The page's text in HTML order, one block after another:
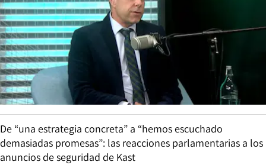
De “una estrategia concreta” a “hemos escuchado
demasiadas promesas”: las reacciones parlamentarias a los
anuncios de seguridad de Kast